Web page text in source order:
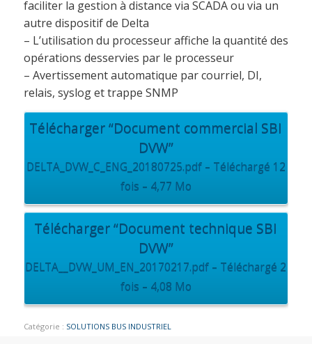
faciliter la gestion à distance via SCADA ou via un
autre dispositif de Delta
– L’utilisation du processeur affiche la quantité des
opérations desservies par le processeur
– Avertissement automatique par courriel, DI,
relais, syslog et trappe SNMP
Télécharger “Document commercial SBI
DVW”
DELTA_DVW_C_ENG_20180725.pdf – Téléchargé 12
fois – 4,77 Mo
Télécharger “Document technique SBI
DVW”
DELTA__DVW_UM_EN_20170217.pdf – Téléchargé 2
fois – 4,08 Mo
Catégorie : SOLUTIONS BUS INDUSTRIEL